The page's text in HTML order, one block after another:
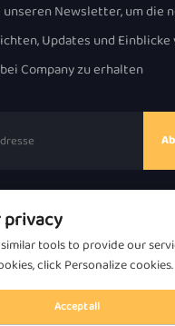
Newsletter, um die
Updates und Einblicke
Company zu erhalten
durch Chaozhou Great
Ltd.
privacy
tools to provide our
click Personalize cookies.
Accept all